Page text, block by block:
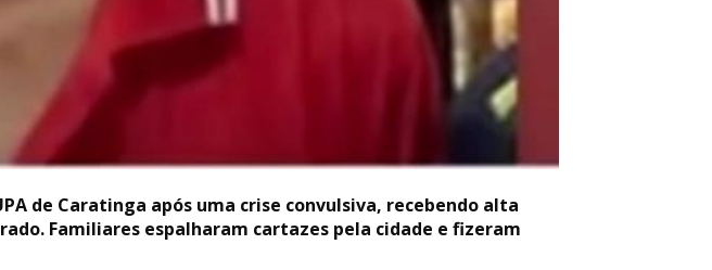
de Caratinga após uma crise convulsiva, recebendo alta
Familiares espalharam cartazes pela cidade e fizeram